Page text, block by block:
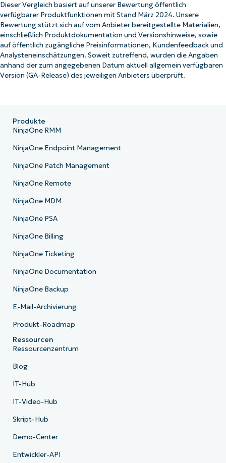
Dieser Vergleich basiert auf unserer Bewertung öffentlich
verfügbarer Produktfunktionen mit Stand März 2024. Unsere
Bewertung stützt sich auf vom Anbieter bereitgestellte Materialien,
einschließlich Produktdokumentation und Versionshinweise, sowie
auf öffentlich zugängliche Preisinformationen, Kundenfeedback und
Analysteneinschätzungen. Soweit zutreffend, wurden die Angaben
anhand der zum angegebenen Datum aktuell allgemein verfügbaren
Version (GA-Release) des jeweiligen Anbieters überprüft.
Produkte
NinjaOne RMM
NinjaOne Endpoint Management
NinjaOne Patch Management
NinjaOne Remote
NinjaOne MDM
NinjaOne PSA
NinjaOne Billing
NinjaOne Ticketing
NinjaOne Documentation
NinjaOne Backup
E-Mail-Archivierung
Produkt-Roadmap
Ressourcen
Ressourcenzentrum
Blog
IT-Hub
IT-Video-Hub
Skript-Hub
Demo-Center
Entwickler-API